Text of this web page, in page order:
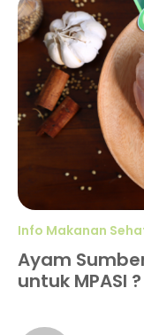
Info Makanan
Ayam
untuk MPASI